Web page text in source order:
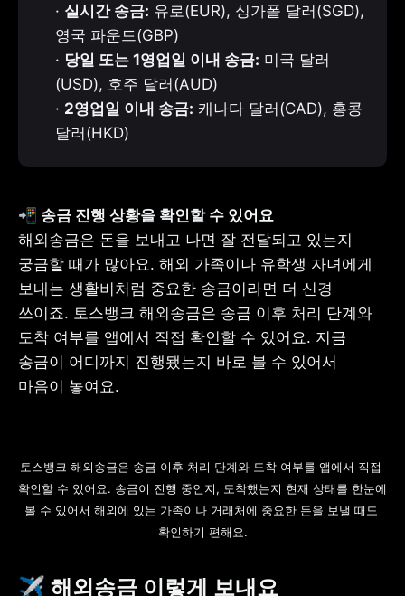
· 실시간 송금: 유로(EUR), 싱가폴 달러(SGD),
영국 파운드(GBP)
· 당일 또는 1영업일 이내 송금: 미국 달러
(USD), 호주 달러(AUD)
· 2영업일 이내 송금: 캐나다 달러(CAD), 홍콩
달러(HKD)
해외송금은 돈을 보내고 나면 잘 전달되고 있는지
궁금할 때가 많아요. 해외 가족이나 유학생 자녀에게
보내는 생활비처럼 중요한 송금이라면 더 신경
쓰이죠. 토스뱅크 해외송금은 송금 이후 처리 단계와
도착 여부를 앱에서 직접 확인할 수 있어요. 지금
송금이 어디까지 진행됐는지 바로 볼 수 있어서
마음이 놓여요.
토스뱅크 해외송금은 송금 이후 처리 단계와 도착 여부를 앱에서 직접
확인할 수 있어요. 송금이 진행 중인지, 도착했는지 현재 상태를 한눈에
볼 수 있어서 해외에 있는 가족이나 거래처에 중요한 돈을 보낼 때도
확인하기 편해요.
✈️ 해외송금 이렇게 보내요